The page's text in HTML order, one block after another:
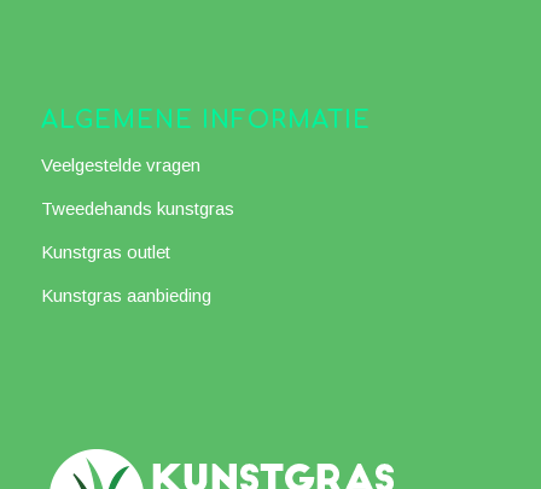
ALGEMENE INFORMATIE
Veelgestelde vragen
Tweedehands kunstgras
Kunstgras outlet
Kunstgras aanbieding